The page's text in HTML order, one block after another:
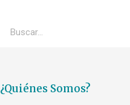
¿Quiénes Somos?